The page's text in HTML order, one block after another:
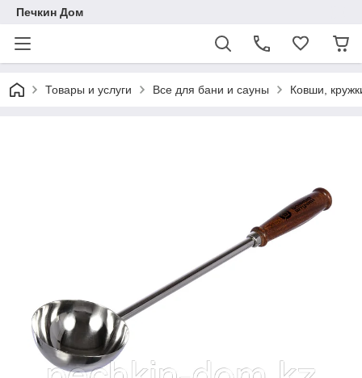
Печкин Дом
Товары и услуги Все для бани и сауны Ковши,